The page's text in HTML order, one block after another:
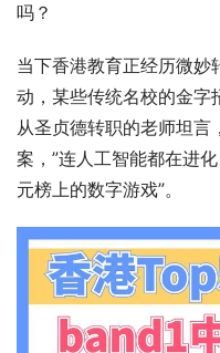
吗？
当下香港教育正经历微妙
动，某些传统名校的金字
从圣贞德转职的老师坦言
案，”连人工智能都在进
元榜上的数字游戏”。